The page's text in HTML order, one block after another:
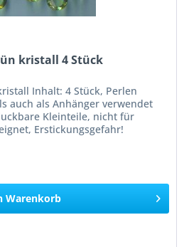
kristall 4 Stück
Inhalt: 4 Stück, Perlen
auch als Anhänger verwendet
Kleinteile, nicht für
Erstickungsgefahr!
Warenkorb